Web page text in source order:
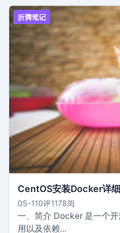
折腾笔记
CentOS安装Docker详
05-110评1178阅
一、简介 Docker 是一个
用以及依赖...